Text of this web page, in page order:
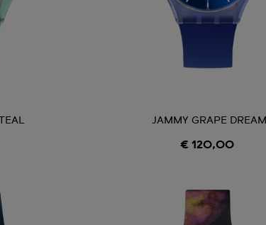
JAMMY GRAPE DREAM
€ 120,00